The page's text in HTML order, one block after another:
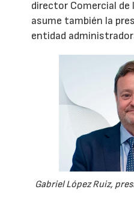
director Comercial de
asume también la
entidad
Gabriel López Ruiz,